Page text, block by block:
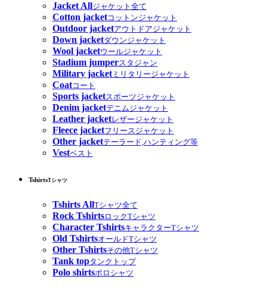
Jacket Allジャケット全て
Cotton jacketコットンジャケット
Outdoor jacketアウトドアジャケット
Down jacketダウンジャケット
Wool jacketウールジャケット
Stadium jumperスタジャン
Military jacketミリタリージャケット
Coatコート
Sports jacketスポーツジャケット
Denim jacketデニムジャケット
Leather jacketレザージャケット
Fleece jacketフリースジャケット
Other jacketテーラード,ハンティング等
Vestベスト
TshirtsTシャツ
Tshirts AllTシャツ全て
Rock TshirtsロックTシャツ
Character TshirtsキャラクターTシャツ
Old TshirtsオールドTシャツ
Other Tshirtsその他Tシャツ
Tank topタンクトップ
Polo shirtsポロシャツ